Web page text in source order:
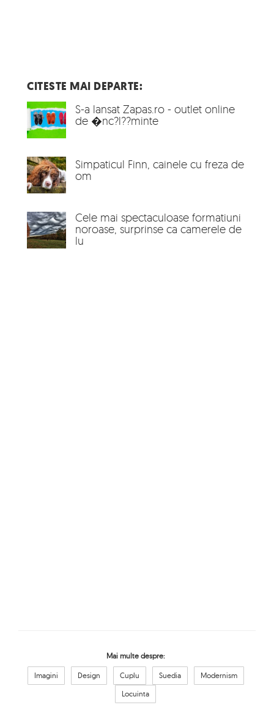
CITESTE MAI DEPARTE:
S-a lansat Zapas.ro - outlet online
de �nc?l??minte
Simpaticul Finn, cainele cu freza de
om
Cele mai spectaculoase formatiuni
noroase, surprinse ca camerele de
lu
Mai multe despre:
Imagini Design Cuplu Suedia
Modernism
Locuinta